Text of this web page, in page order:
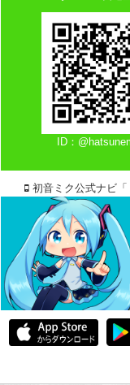
ID：
初音ミク公式ナビ「